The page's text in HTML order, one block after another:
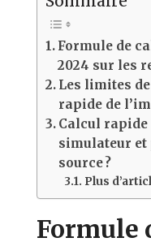
Formule de
2024 sur les
Les limites
rapide de
Calcul rapide
simulateur et
source ?
Plus
Formule